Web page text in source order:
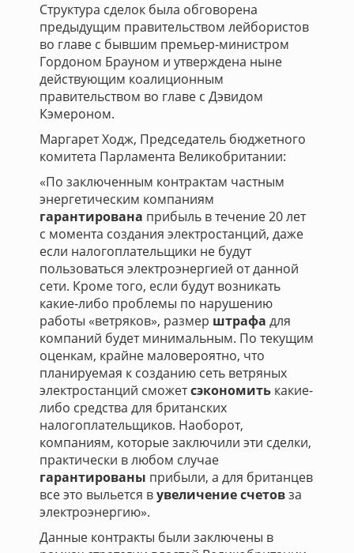
Структура сделок была обговорена
предыдущим правительством лейбористов
во главе с бывшим премьер-министром
Гордоном Брауном и утверждена ныне
действующим коалиционным
правительством во главе с Дэвидом
Кэмероном.
Маргарет Ходж, Председатель бюджетного
комитета Парламента Великобритании:
«По заключенным контрактам частным
энергетическим компаниям
гарантирована прибыль в течение 20 лет
с момента создания электростанций, даже
если налогоплательщики не будут
пользоваться электроэнергией от данной
сети. Кроме того, если будут возникать
какие-либо проблемы по нарушению
работы «ветряков», размер штрафа для
компаний будет минимальным. По текущим
оценкам, крайне маловероятно, что
планируемая к созданию сеть ветряных
электростанций сможетсэкономить какие-
либо средства для британских
налогоплательщиков. Наоборот,
компаниям, которые заключили эти сделки,
практически в любом случае
гарантированы прибыли, а для британцев
все это выльется вувеличение счетовза
электроэнергию».
Данные контракты были заключены в